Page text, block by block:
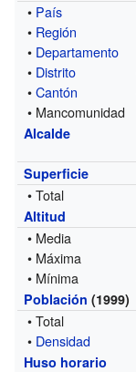
• País
• Región
• Departamento
• Distrito
•Cantón
• Mancomunidad
Alcalde
Superficie
• Total
Altitud
• Media
• Máxima
• Mínima
Población (1999)
• Total
• Densidad
Huso horario